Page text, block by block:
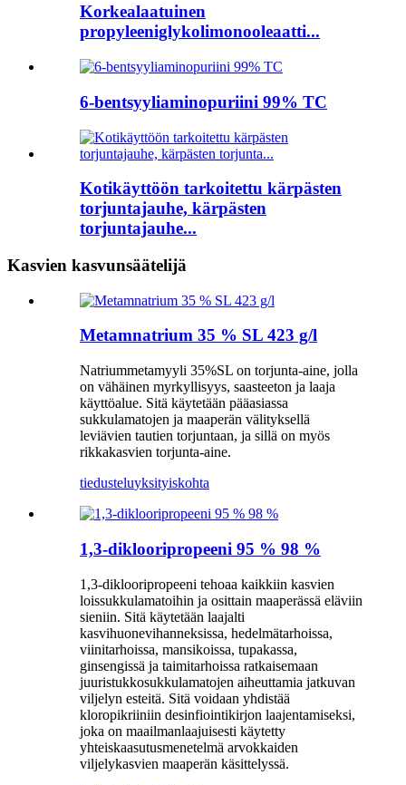
Korkealaatuinen
propyleeniglykolimonooleaatti...
6-bentsyyliaminopuriini 99% TC
Kotikäyttöön tarkoitettu kärpästen
torjuntajauhe, kärpästen
torjuntajauhe...
Kasvien kasvunsäätelijä
Metamnatrium 35 % SL 423 g/l
Natriummetamyyli 35%SL on torjunta-aine, jolla
on vähäinen myrkyllisyys, saasteeton ja laaja
käyttöalue. Sitä käytetään pääasiassa
sukkulamatojen ja maaperän välityksellä
leviävien tautien torjuntaan, ja sillä on myös
rikkakasvien torjunta-aine.
tiedusteluyksityiskohta
1,3-diklooripropeeni 95 % 98 %
1,3-diklooripropeeni tehoaa kaikkiin kasvien
loissukkulamatoihin ja osittain maaperässä eläviin
sieniin. Sitä käytetään laajalti
kasvihuonevihanneksissa, hedelmätarhoissa,
viinitarhoissa, mansikoissa, tupakassa,
ginsengissä ja taimitarhoissa ratkaisemaan
juuristukkosukkulamatojen aiheuttamia jatkuvan
viljelyn esteitä. Sitä voidaan yhdistää
kloropikriiniin desinfiointikirjon laajentamiseksi,
joka on maailmanlaajuisesti käytetty
yhteiskaasutusmenetelmä arvokkaiden
viljelykasvien maaperän käsittelyssä.